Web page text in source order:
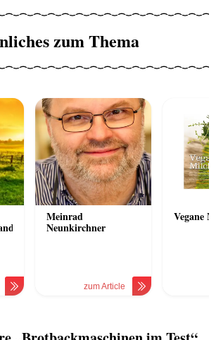
zum Thema
Meinrad
Neunkirchner
zum Article
Vegane